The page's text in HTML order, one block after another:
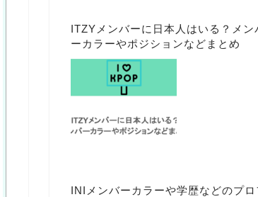
ITZYメンバーに日本人はいる？メン
ーカラーやポジションなどまとめ
INIメンバーカラーや学歴などのプロ